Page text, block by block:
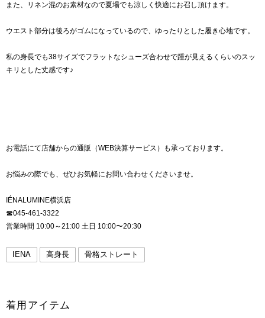
また、リネン混のお素材なので夏場でも涼しく快適にお召し頂けます。
ウエスト部分は後ろがゴムになっているので、ゆったりとした履き心地です。
私の身長でも38サイズでフラットなシューズ合わせで踵が見えるくらいのスッ
キリとした丈感です♪
お電話にて店舗からの通販（WEB決算サービス）も承っております。
お悩みの際でも、ぜひお気軽にお問い合わせくださいませ。
IÉNALUMINE横浜店
☎︎045-461-3322
営業時間 10:00～21:00 土日 10:00〜20:30
IENA 高身長 骨格ストレート
着用アイテム